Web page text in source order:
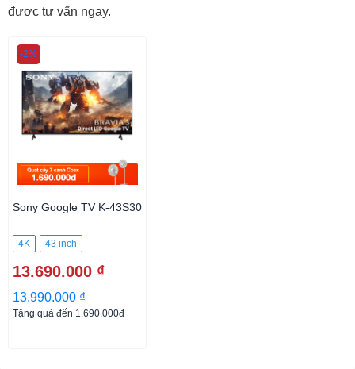
được tư vấn ngay.
Sony Google TV K-43S30
4K 43 inch
13.690.000 ₫
13.990.000 ₫
-2%
Tặng quà đến 1.690.000đ